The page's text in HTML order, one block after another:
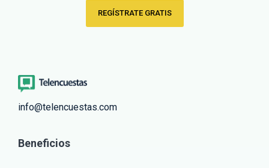
REGÍSTRATE GRATIS
info@telencuestas.com
Beneficios